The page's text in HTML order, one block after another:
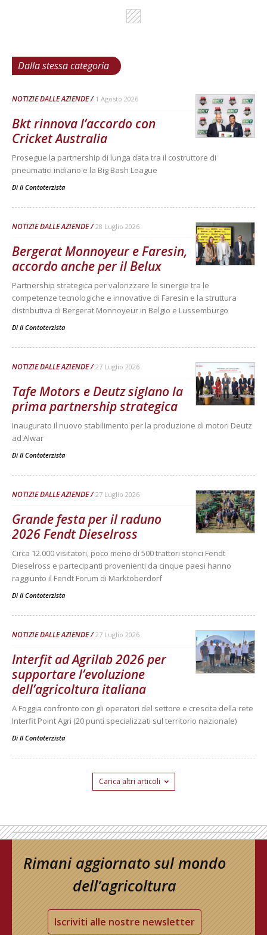
Dalla stessa categoria
NOTIZIE DALLE AZIENDE 1 Agosto 2026
Bkt rinnova l’accordo con
Cricket Australia
Prosegue la partnership di lunga data tra il costruttore di
pneumatici indiano e la Big Bash League
Di Il Contoterzista
NOTIZIE DALLE AZIENDE 28 Luglio 2026
Bergerat Monnoyeur e Faresin,
accordo anche per il Belux
Partnership strategica per valorizzare le sinergie tra le
competenze tecnologiche e innovative di Faresin e la struttura
distributiva di Bergerat Monnoyeur in Belgio e Lussemburgo
Di Il Contoterzista
NOTIZIE DALLE AZIENDE 27 Luglio 2026
Tafe Motors e Deutz siglano la
prima partnership strategica
Inaugurato il nuovo stabilimento per la produzione di motori Deutz
ad Alwar
Di Il Contoterzista
NOTIZIE DALLE AZIENDE 27 Luglio 2026
Grande festa per il raduno
2026 Fendt Dieselross
Circa 12.000 visitatori, poco meno di 500 trattori storici Fendt
Dieselross e partecipanti provenienti da cinque paesi hanno
raggiunto il Fendt Forum di Marktoberdorf
Di Il Contoterzista
NOTIZIE DALLE AZIENDE 27 Luglio 2026
Interfit ad Agrilab 2026 per
supportare l’evoluzione
dell’agricoltura italiana
A Foggia confronto con gli operatori del settore e crescita della rete
Interfit Point Agri (20 punti specializzati sul territorio nazionale)
Di Il Contoterzista
Carica altri articoli
Rimani aggiornato sul mondo
dell’agricoltura
Iscriviti alle nostre newsletter